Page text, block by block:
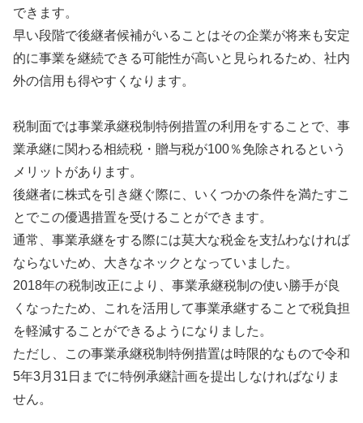
できます。
早い段階で後継者候補がいることはその企業が将来も安定
的に事業を継続できる可能性が高いと見られるため、社内
外の信用も得やすくなります。
税制面では事業承継税制特例措置の利用をすることで、事
業承継に関わる相続税・贈与税が100％免除されるという
メリットがあります。
後継者に株式を引き継ぐ際に、いくつかの条件を満たすこ
とでこの優遇措置を受けることができます。
通常、事業承継をする際には莫大な税金を支払わなければ
ならないため、大きなネックとなっていました。
2018年の税制改正により、事業承継税制の使い勝手が良
くなったため、これを活用して事業承継することで税負担
を軽減することができるようになりました。
ただし、この事業承継税制特例措置は時限的なもので令和
5年3月31日までに特例承継計画を提出しなければなりま
せん。